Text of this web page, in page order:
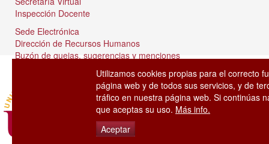
Inspección Docente
Sede Electrónica
Dirección de Recursos Humanos
Buzón de quejas, sugerencias y menciones
Utilizamos cookies propias para el correcto
página web y de todos sus servicios, y de
tráfico en nuestra página web. Si continúas
que aceptas su uso. Más info.
Aceptar